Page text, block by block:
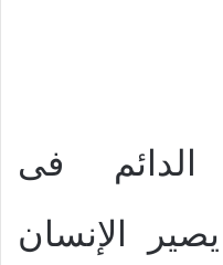
فى
الإنسان